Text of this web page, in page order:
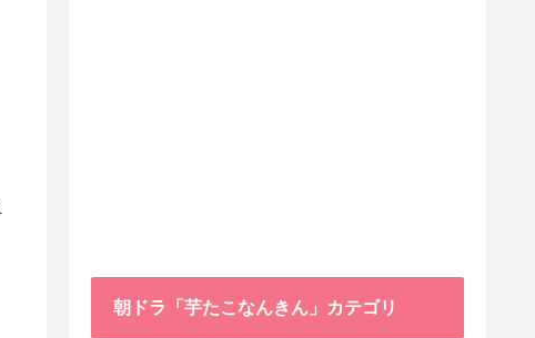
朝ドラ「芋たこなんきん」カテゴリ